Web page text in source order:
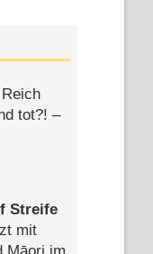
tot?! –
Streife
mit
Māori im